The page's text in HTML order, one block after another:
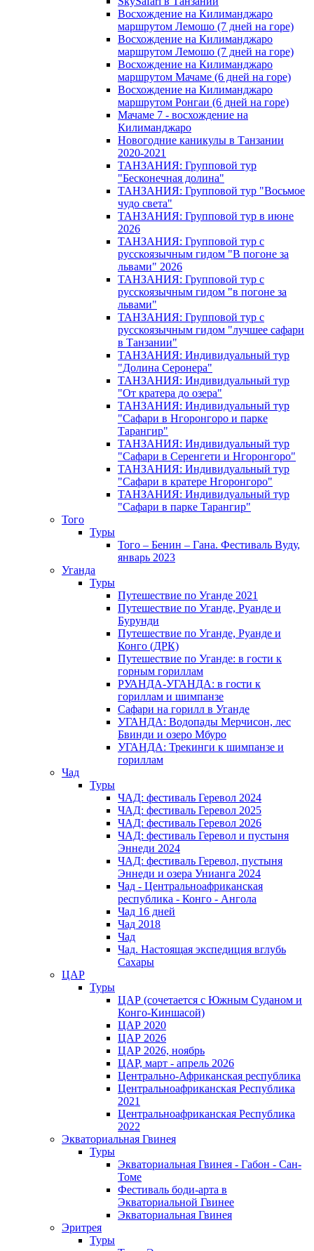
Восхождение на Килиманджаро
маршрутом Лемошо (7 дней на горе)
Восхождение на Килиманджаро
маршрутом Лемошо (7 дней на горе)
Восхождение на Килиманджаро
маршрутом Мачаме (6 дней на горе)
Восхождение на Килиманджаро
маршрутом Ронгаи (6 дней на горе)
Мачаме 7 - восхождение на
Килиманджаро
Новогодние каникулы в Танзании
2020-2021
ТАНЗАНИЯ: Групповой тур
"Бесконечная долина"
ТАНЗАНИЯ: Групповой тур "Восьмое
чудо света"
ТАНЗАНИЯ: Групповой тур в июне
2026
ТАНЗАНИЯ: Групповой тур с
русскоязычным гидом "В погоне за
львами" 2026
ТАНЗАНИЯ: Групповой тур с
русскоязычным гидом "в погоне за
львами"
ТАНЗАНИЯ: Групповой тур с
русскоязычным гидом "лучшее сафари
в Танзании"
ТАНЗАНИЯ: Индивидуальный тур
"Долина Серонера"
ТАНЗАНИЯ: Индивидуальный тур
"От кратера до озера"
ТАНЗАНИЯ: Индивидуальный тур
"Сафари в Нгоронгоро и парке
Тарангир"
ТАНЗАНИЯ: Индивидуальный тур
"Сафари в Серенгети и Нгоронгоро"
ТАНЗАНИЯ: Индивидуальный тур
"Сафари в кратере Нгоронгоро"
ТАНЗАНИЯ: Индивидуальный тур
"Сафари в парке Тарангир"
Того
Туры
Того – Бенин – Гана. Фестиваль Вуду,
январь 2023
Уганда
Туры
Путешествие по Уганде 2021
Путешествие по Уганде, Руанде и
Бурунди
Путешествие по Уганде, Руанде и
Конго (ДРК)
Путешествие по Уганде: в гости к
горным гориллам
РУАНДА-УГАНДА: в гости к
гориллам и шимпанзе
Сафари на горилл в Уганде
УГАНДА: Водопады Мерчисон, лес
Бвинди и озеро Мбуро
УГАНДА: Трекинги к шимпанзе и
гориллам
Чад
Туры
ЧАД: фестиваль Геревол 2024
ЧАД: фестиваль Геревол 2025
ЧАД: фестиваль Геревол 2026
ЧАД: фестиваль Геревол и пустыня
Эннеди 2024
ЧАД: фестиваль Геревол, пустыня
Эннеди и озера Унианга 2024
Чад - Центральноафриканская
республика - Конго - Ангола
Чад 16 дней
Чад 2018
Чад
Чад. Настоящая экспедиция вглубь
Сахары
ЦАР
Туры
ЦАР (сочетается с Южным Суданом и
Конго-Киншасой)
ЦАР 2020
ЦАР 2026
ЦАР 2026, ноябрь
ЦАР, март - апрель 2026
Центрально-Африканская республика
Центральноафриканская Республика
2021
Центральноафриканская Республика
2022
Экваториальная Гвинея
Туры
Экваториальная Гвинея - Габон - Сан-
Томе
Фестиваль боди-арта в
Экваториальной Гвинее
Экваториальная Гвинея
Эритрея
Туры